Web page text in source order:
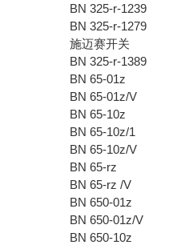
BN 325-r-1239
BN 325-r-1279
施迈赛开关
BN 325-r-1389
BN 65-01z
BN 65-01z/V
BN 65-10z
BN 65-10z/1
BN 65-10z/V
BN 65-rz
BN 65-rz /V
BN 650-01z
BN 650-01z/V
BN 650-10z